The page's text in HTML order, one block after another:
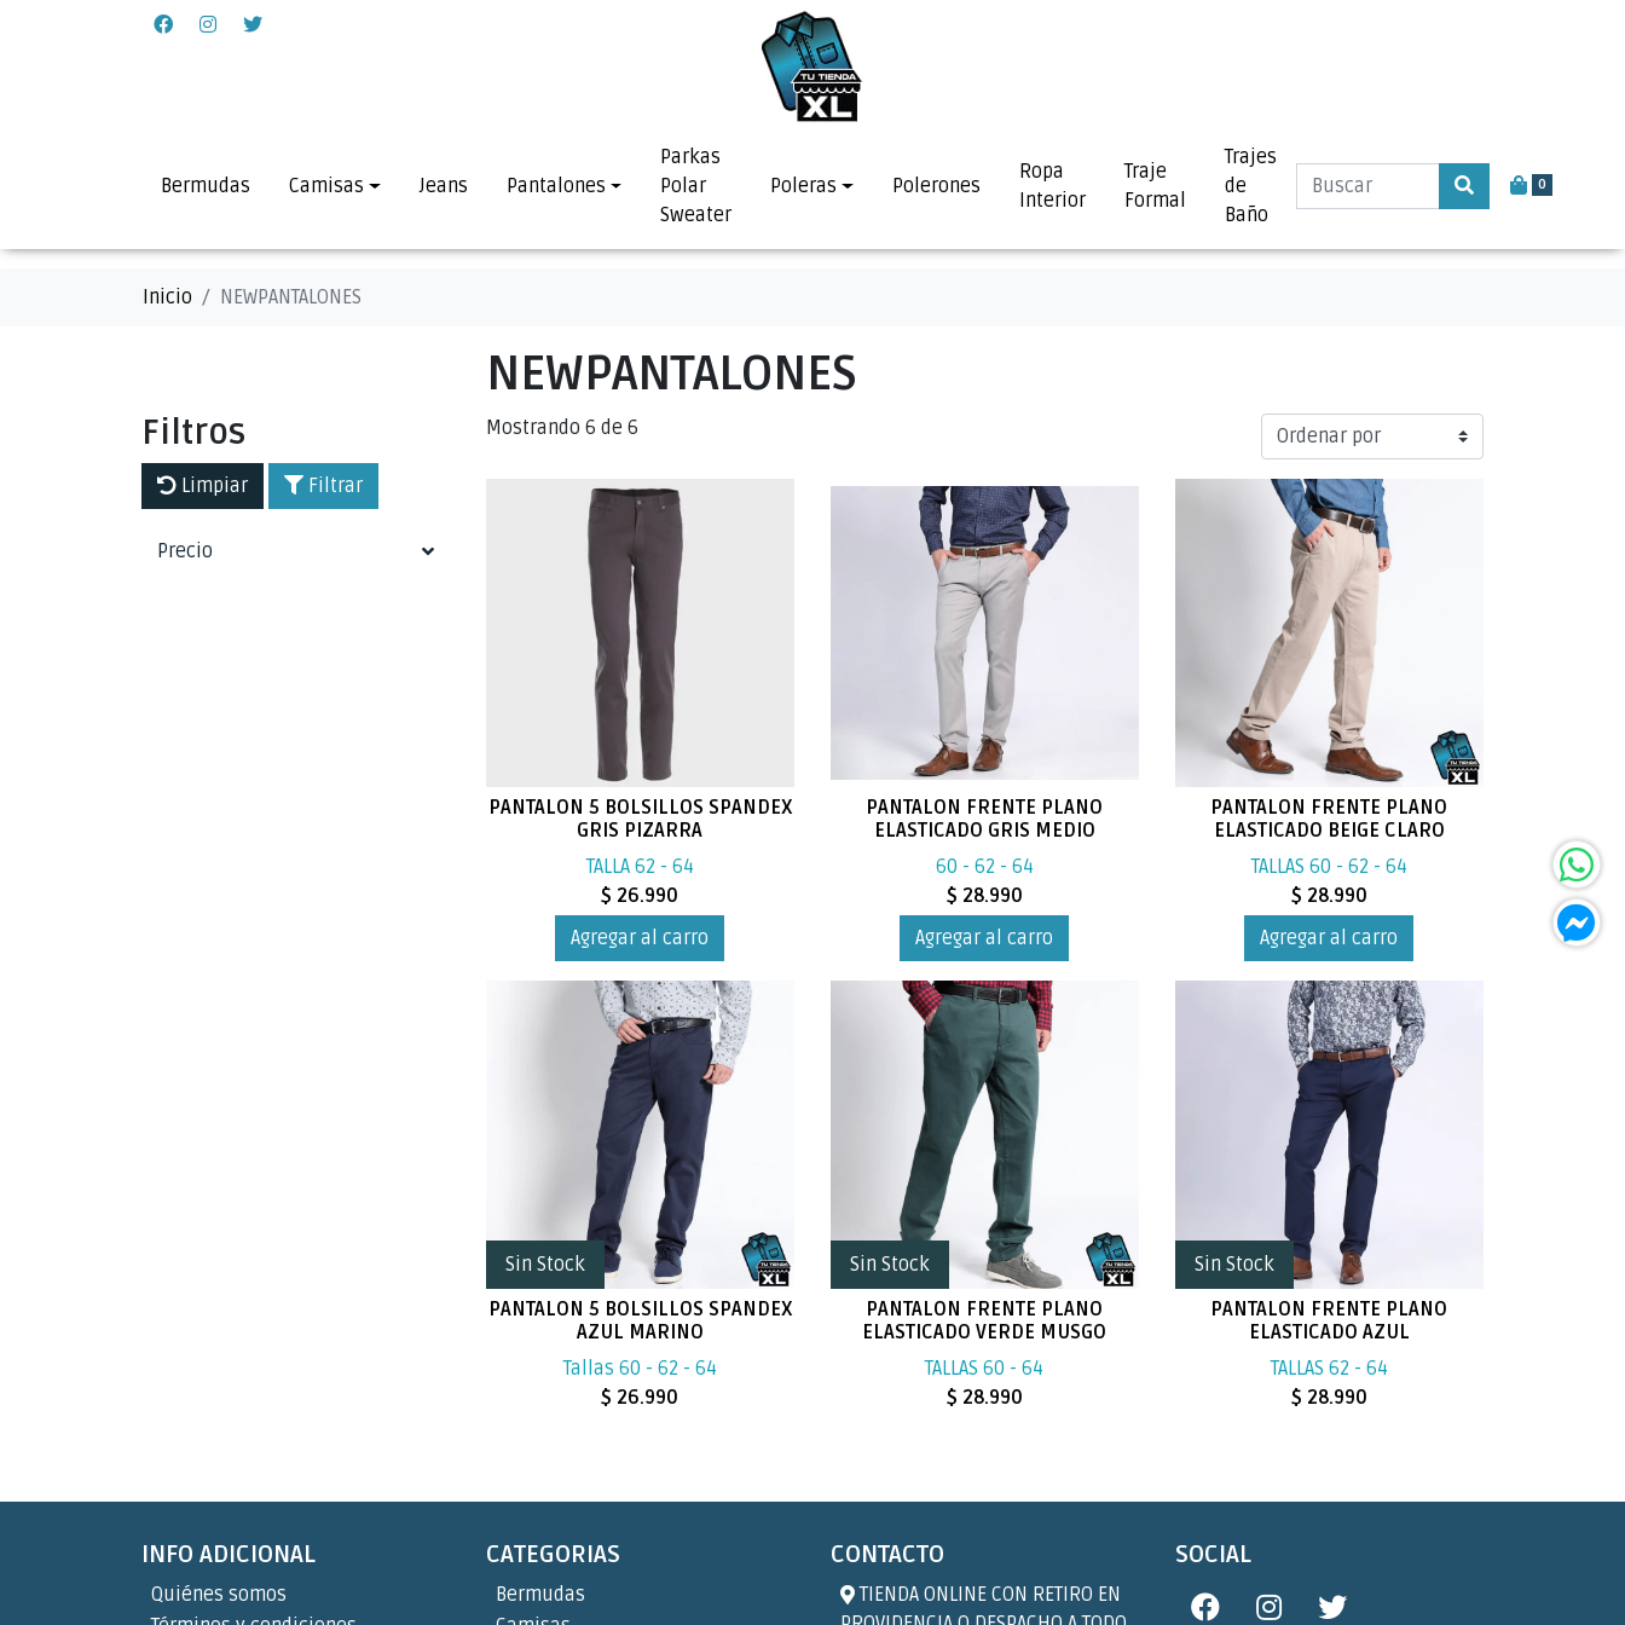
0
Bermudas Camisas Jeans Pantalones
Parkas
Polar
Sweater
Poleras Polerones
Ropa
Interior
Traje
Formal
Trajes
de
Baño
Inicio NEWPANTALONES
NEWPANTALONES
Filtros
Limpiar Filtrar
Precio
Mostrando 6 de 6
PANTALON 5 BOLSILLOS SPANDEX
GRIS PIZARRA
TALLA 62 - 64
$ 26.990
Agregar al carro
PANTALON FRENTE PLANO
ELASTICADO GRIS MEDIO
60 - 62 - 64
$ 28.990
Agregar al carro
PANTALON FRENTE PLANO
ELASTICADO BEIGE CLARO
TALLAS 60 - 62 - 64
$ 28.990
Agregar al carro
Sin Stock
PANTALON 5 BOLSILLOS SPANDEX
AZUL MARINO
Tallas 60 - 62 - 64
$ 26.990
Sin Stock
PANTALON FRENTE PLANO
ELASTICADO VERDE MUSGO
TALLAS 60 - 64
$ 28.990
Sin Stock
PANTALON FRENTE PLANO
ELASTICADO AZUL
TALLAS 62 - 64
$ 28.990
INFO ADICIONAL
Quiénes somos
CATEGORIAS
Bermudas
CONTACTO
TIENDA ONLINE CON RETIRO EN
SOCIAL